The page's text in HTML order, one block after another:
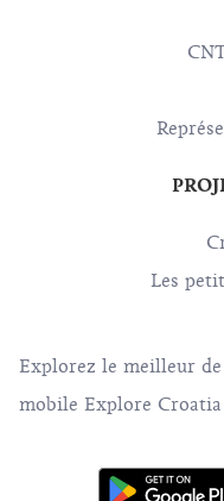
Les
Explorez le meilleur
mobile Explore Croatia